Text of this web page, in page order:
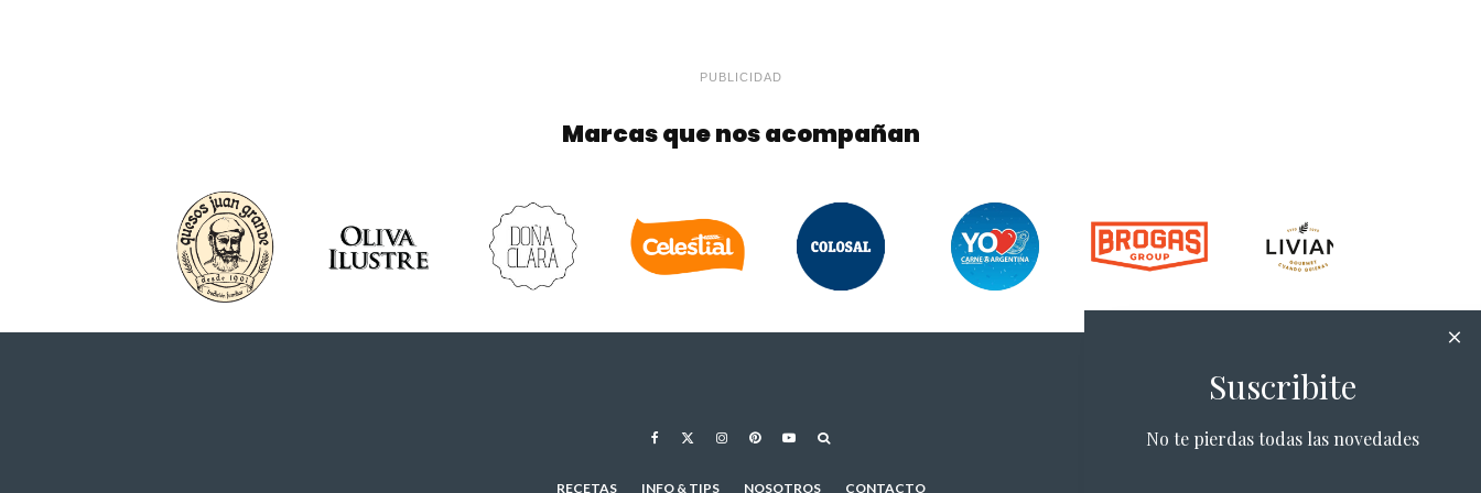
PUBLICIDAD
Marcas que nos acompañan
RECETAS INFO & TIPS NOSOTROS CONTACTO
Suscribite
No te pierdas todas las novedades